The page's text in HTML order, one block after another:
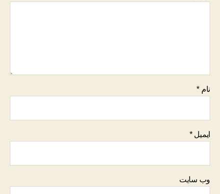
نام *
ایمیل*
وب‌ سایت